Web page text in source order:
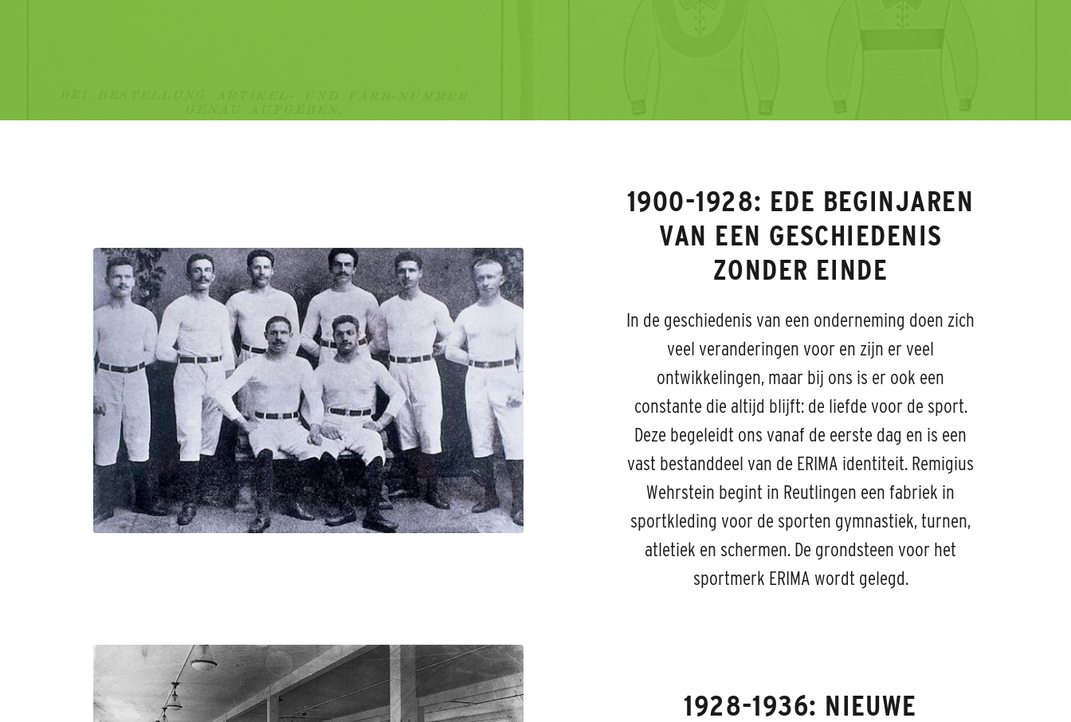
1900-1928: EDE BEGINJAREN
VAN EEN GESCHIEDENIS
ZONDER EINDE
In de geschiedenis van een onderneming doen zich
veel veranderingen voor en zijn er veel
ontwikkelingen, maar bij ons is er ook een
constante die altijd blijft: de liefde voor de sport.
Deze begeleidt ons vanaf de eerste dag en is een
vast bestanddeel van de ERIMA identiteit. Remigius
Wehrstein begint in Reutlingen een fabriek in
sportkleding voor de sporten gymnastiek, turnen,
atletiek en schermen. De grondsteen voor het
sportmerk ERIMA wordt gelegd.
1928-1936: NIEUWE